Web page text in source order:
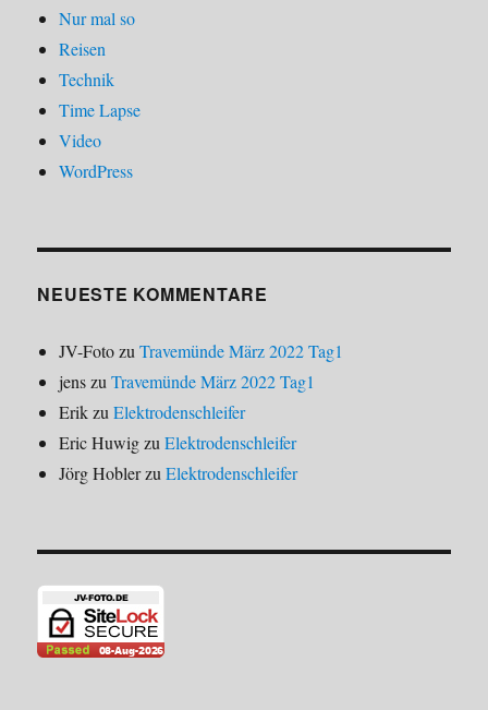
Nur mal so
Reisen
Technik
Time Lapse
Video
WordPress
NEUESTE KOMMENTARE
JV-FotozuTravemünde März 2022 Tag1
jenszuTravemünde März 2022 Tag1
ErikzuElektrodenschleifer
Eric HuwigzuElektrodenschleifer
Jörg HoblerzuElektrodenschleifer